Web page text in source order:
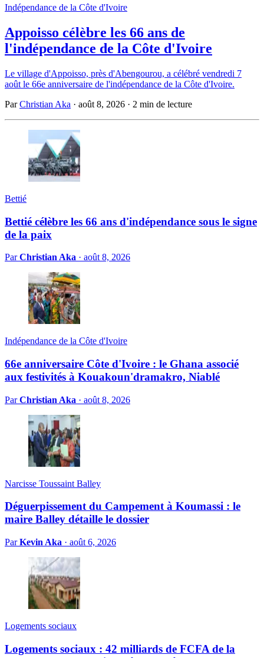
Indépendance de la Côte d'Ivoire
Appoisso célèbre les 66 ans de
l'indépendance de la Côte d'Ivoire
Le village d'Appoisso, près d'Abengourou, a célébré vendredi 7
août le 66e anniversaire de l'indépendance de la Côte d'Ivoire.
ParChristian Aka · août 8, 2026 · 2 min de lecture
Bettié
Bettié célèbre les 66 ans d'indépendance sous le signe
de la paix
ParChristian Aka · août 8, 2026
Indépendance de la Côte d'Ivoire
66e anniversaire Côte d'Ivoire : le Ghana associé
aux festivités à Kouakoun'dramakro, Niablé
ParChristian Aka · août 8, 2026
Narcisse Toussaint Balley
Déguerpissement du Campement à Koumassi : le
maire Balley détaille le dossier
ParKevin Aka · août 6, 2026
Logements sociaux
Logements sociaux : 42 milliards de FCFA de la